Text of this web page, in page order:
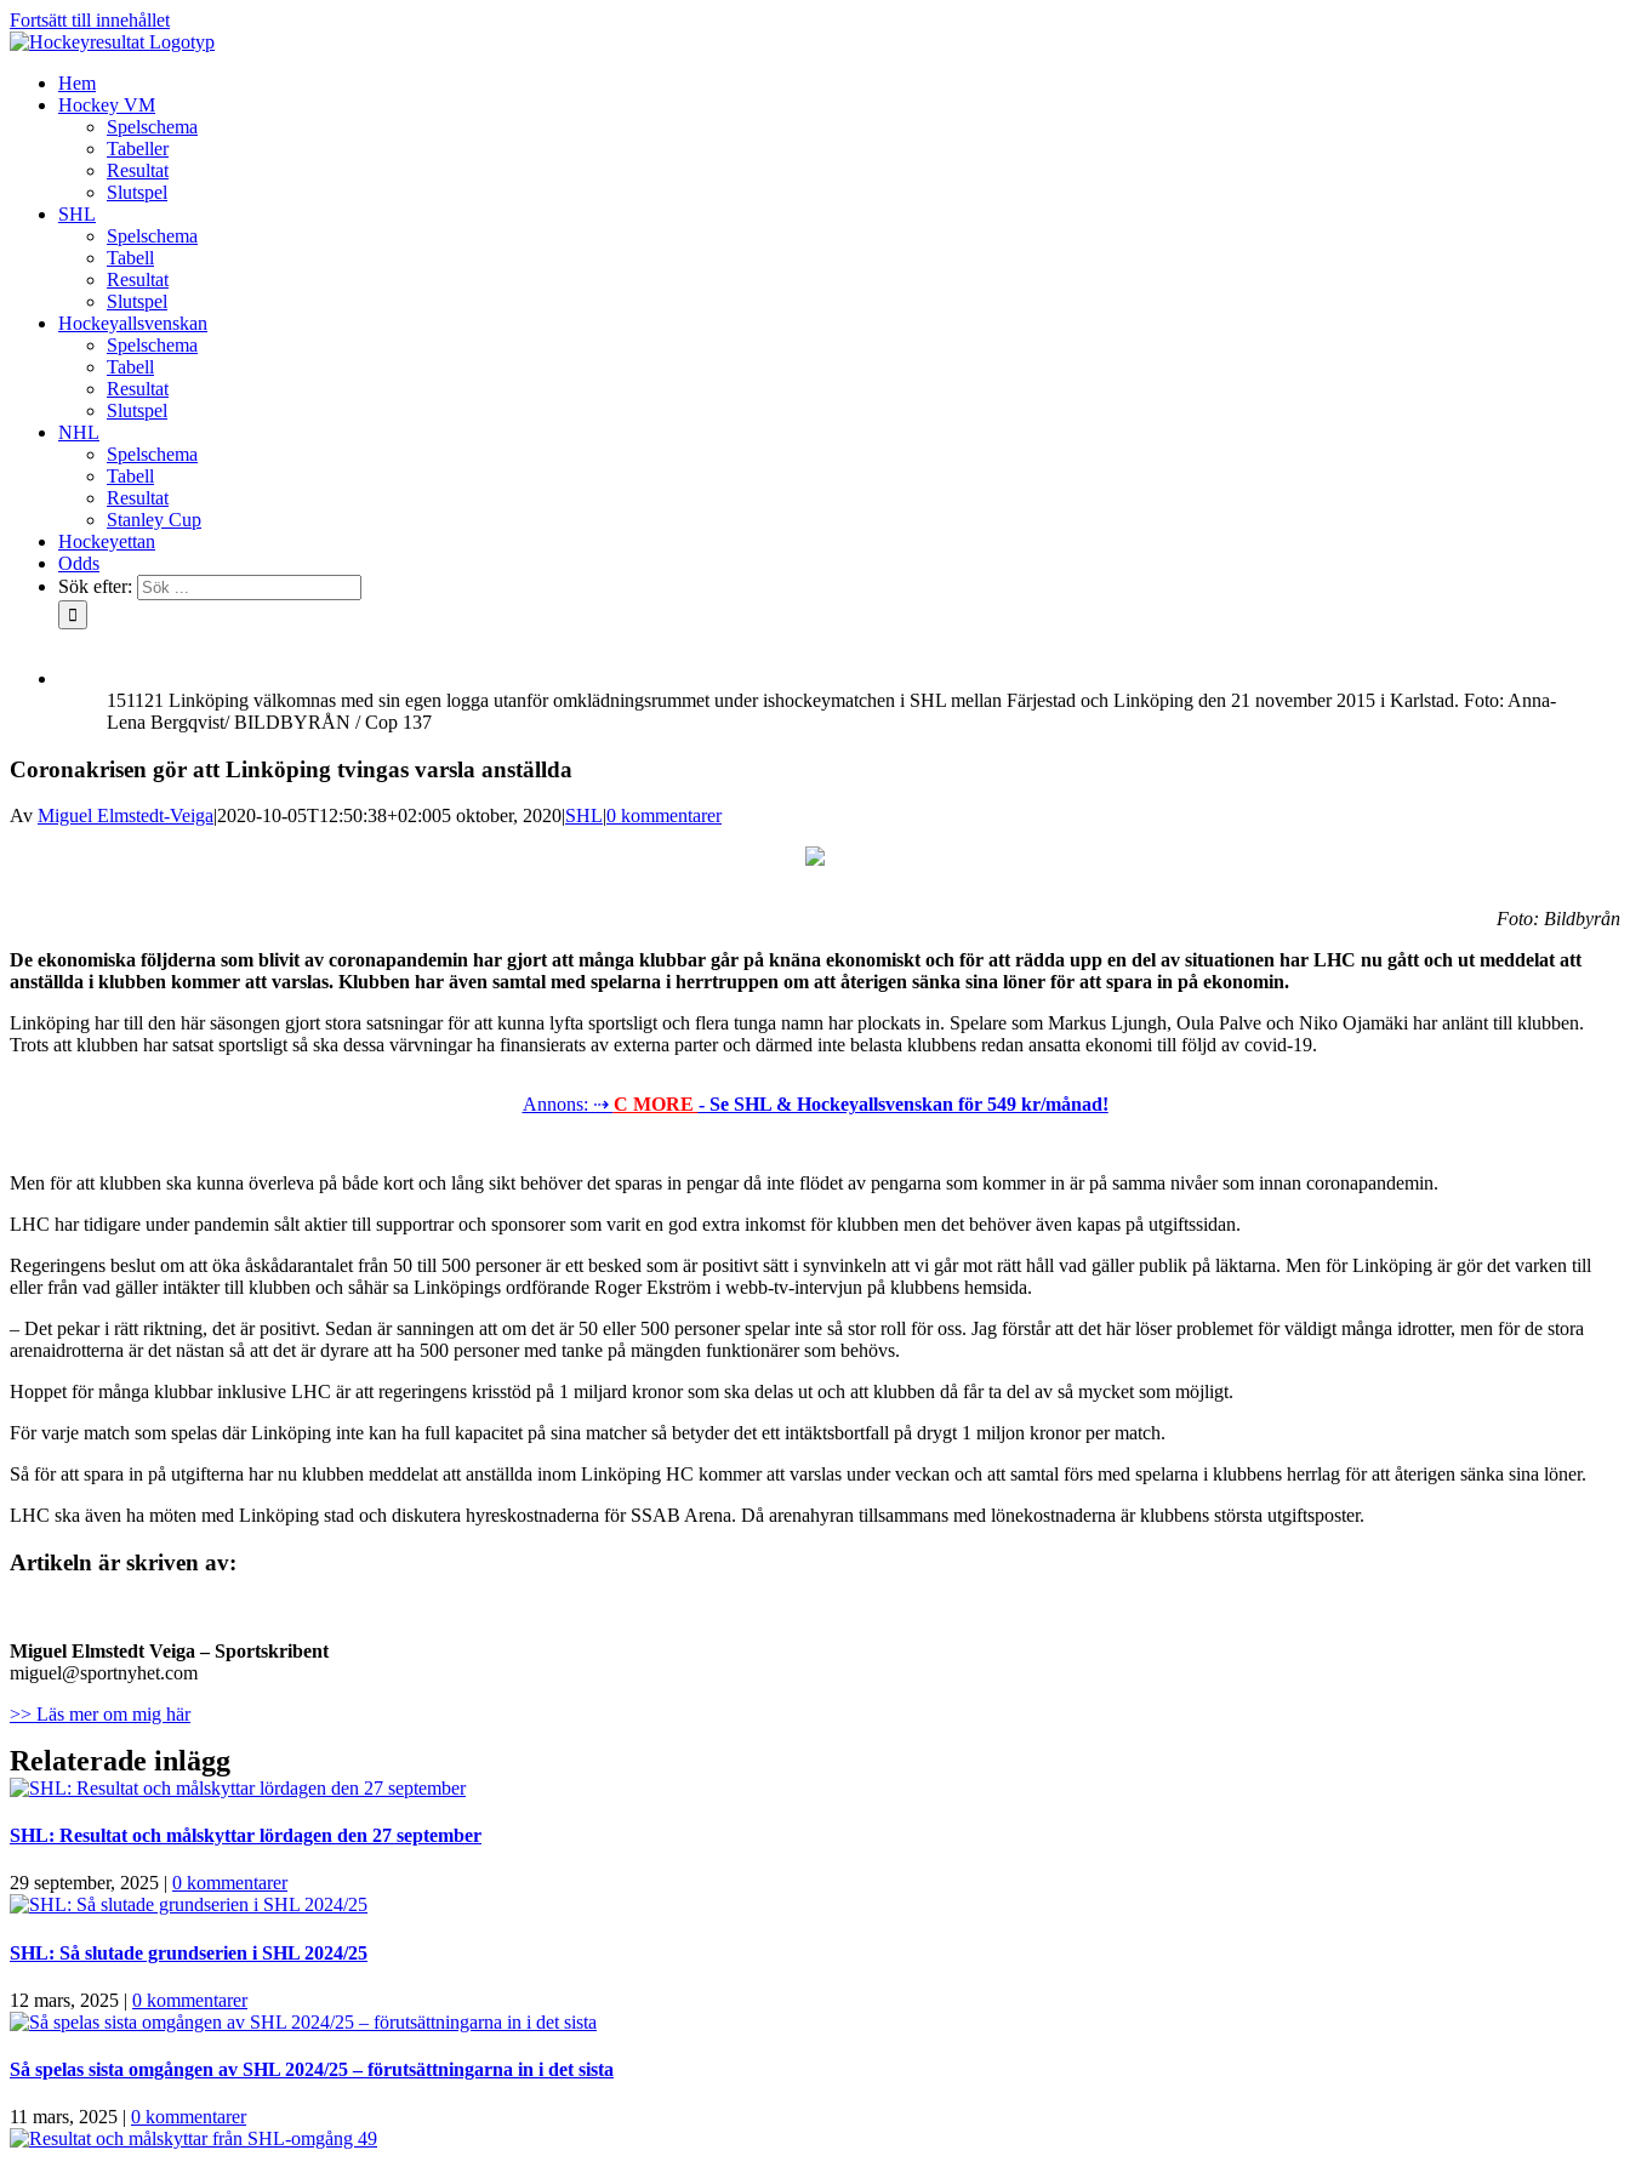
Fortsätt till innehållet
Hem
Hockey VM
Spelschema
Tabeller
Resultat
Slutspel
SHL
Spelschema
Tabell
Resultat
Slutspel
Hockeyallsvenskan
Spelschema
Tabell
Resultat
Slutspel
NHL
Spelschema
Tabell
Resultat
Stanley Cup
Hockeyettan
Odds
Sök efter:
151121 Linköping välkomnas med sin egen logga utanför omklädningsrummet under ishockeymatchen i SHL mellan Färjestad och Linköping den 21 november 2015 i Karlstad. Foto: Anna-
Lena Bergqvist/ BILDBYRÅN / Cop 137
Coronakrisen gör att Linköping tvingas varsla anställda
Av Miguel Elmstedt-Veiga|2020-10-05T12:50:38+02:005 oktober, 2020|SHL|0 kommentarer
Foto: Bildbyrån
De ekonomiska följderna som blivit av coronapandemin har gjort att många klubbar går på knäna ekonomiskt och för att rädda upp en del av situationen har LHC nu gått och ut meddelat att
anställda i klubben kommer att varslas. Klubben har även samtal med spelarna i herrtruppen om att återigen sänka sina löner för att spara in på ekonomin.
Linköping har till den här säsongen gjort stora satsningar för att kunna lyfta sportsligt och flera tunga namn har plockats in. Spelare som Markus Ljungh, Oula Palve och Niko Ojamäki har anlänt till klubben.
Trots att klubben har satsat sportsligt så ska dessa värvningar ha finansierats av externa parter och därmed inte belasta klubbens redan ansatta ekonomi till följd av covid-19.
Annons: ⇢ C MORE - Se SHL & Hockeyallsvenskan för 549 kr/månad!
Men för att klubben ska kunna överleva på både kort och lång sikt behöver det sparas in pengar då inte flödet av pengarna som kommer in är på samma nivåer som innan coronapandemin.
LHC har tidigare under pandemin sålt aktier till supportrar och sponsorer som varit en god extra inkomst för klubben men det behöver även kapas på utgiftssidan.
Regeringens beslut om att öka åskådarantalet från 50 till 500 personer är ett besked som är positivt sätt i synvinkeln att vi går mot rätt håll vad gäller publik på läktarna. Men för Linköping är gör det varken till
eller från vad gäller intäkter till klubben och såhär sa Linköpings ordförande Roger Ekström i webb-tv-intervjun på klubbens hemsida.
– Det pekar i rätt riktning, det är positivt. Sedan är sanningen att om det är 50 eller 500 personer spelar inte så stor roll för oss. Jag förstår att det här löser problemet för väldigt många idrotter, men för de stora
arenaidrotterna är det nästan så att det är dyrare att ha 500 personer med tanke på mängden funktionärer som behövs.
Hoppet för många klubbar inklusive LHC är att regeringens krisstöd på 1 miljard kronor som ska delas ut och att klubben då får ta del av så mycket som möjligt.
För varje match som spelas där Linköping inte kan ha full kapacitet på sina matcher så betyder det ett intäktsbortfall på drygt 1 miljon kronor per match.
Så för att spara in på utgifterna har nu klubben meddelat att anställda inom Linköping HC kommer att varslas under veckan och att samtal förs med spelarna i klubbens herrlag för att återigen sänka sina löner.
LHC ska även ha möten med Linköping stad och diskutera hyreskostnaderna för SSAB Arena. Då arenahyran tillsammans med lönekostnaderna är klubbens största utgiftsposter.
Artikeln är skriven av:
Miguel Elmstedt Veiga– Sportskribent
miguel@sportnyhet.com
>> Läs mer om mig här
Relaterade inlägg
SHL: Resultat och målskyttar lördagen den 27 september
29 september, 2025 | 0 kommentarer
SHL: Så slutade grundserien i SHL 2024/25
12 mars, 2025 | 0 kommentarer
Så spelas sista omgången av SHL 2024/25 – förutsättningarna in i det sista
11 mars, 2025 0 kommentarer